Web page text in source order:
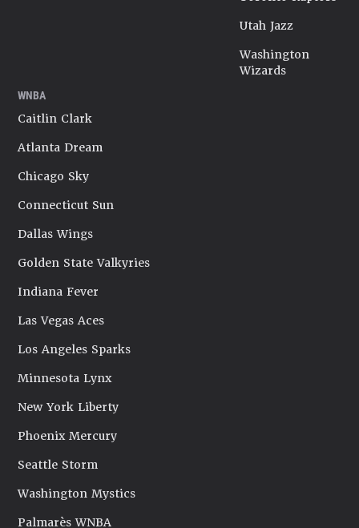
Utah Jazz
Washington
Wizards
WNBA
Caitlin Clark
Atlanta Dream
Chicago Sky
Connecticut Sun
Dallas Wings
Golden State Valkyries
Indiana Fever
Las Vegas Aces
Los Angeles Sparks
Minnesota Lynx
New York Liberty
Phoenix Mercury
Seattle Storm
Washington Mystics
Palmarès WNBA